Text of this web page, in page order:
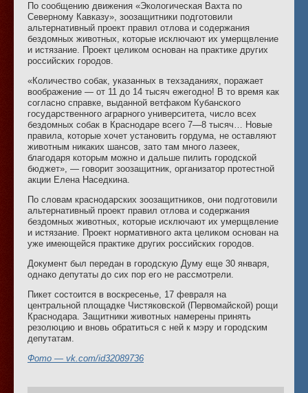
По сообщению движения «Экологическая Вахта по
Северному Кавказу», зоозащитники подготовили
альтернативный проект правил отлова и содержания
бездомных животных, которые исключают их умерщвление
и истязание. Проект целиком основан на практике других
российских городов.
«Количество собак, указанных в техзаданиях, поражает
воображение — от 11 до 14 тысяч ежегодно! В то время как
согласно справке, выданной ветфаком Кубанского
государственного аграрного университета, число всех
бездомных собак в Краснодаре всего 7—8 тысяч… Новые
правила, которые хочет установить гордума, не оставляют
животным никаких шансов, зато там много лазеек,
благодаря которым можно и дальше пилить городской
бюджет», — говорит зоозащитник, организатор протестной
акции Елена Наседкина.
По словам краснодарских зоозащитников, они подготовили
альтернативный проект правил отлова и содержания
бездомных животных, которые исключают их умерщвление
и истязание. Проект нормативного акта целиком основан на
уже имеющейся практике других российских городов.
Документ был передан в городскую Думу еще 30 января,
однако депутаты до сих пор его не рассмотрели.
Пикет состоится в воскресенье, 17 февраля на
центральной площадке Чистяковской (Первомайской) рощи
Краснодара. Защитники животных намерены принять
резолюцию и вновь обратиться с ней к мэру и городским
депутатам.
Фото — vk.com/id32089736